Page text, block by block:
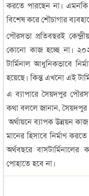
করতে পারছেন না। এমনকি
বিশেষ করে শৌচাগার
পৌরসভা প্রতিবছরই
কোনো কাজ হচ্ছে না।
টার্মিনাল আধুনিকভাবে
হয়েছে। কিন্ত এখনো এই
এ ব্যাপারে সৈয়দপুর
কথা বললে জানান, সৈয়দপুর
অর্থায়নে ব্যাপক উন্নয়ন
মানের হিসাবে নির্মাণ
অর্থবছরে
পোহাতে হবে না।